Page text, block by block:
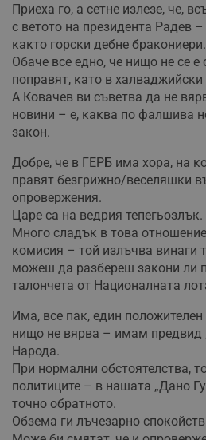
Приеха го, а сетне излезе, че,
с ветото на президента Радев
както горски дебне бракониери.
Обаче все едно, че нищо не се
поправят, като в халваджийски
А Ковачев ви съветва да не
новини – е, каква по фалшива
закон.
Добре, че в ГЕРБ има хора, на
правят безгрижно/веселяшки
опровержения.
Царе са на ведрия тепегьозлък.
Много сладък в това
комисия – той излъчва винаги
можеш да разбереш закони ли
талончета от Националната
Има, все пак, един
нищо не вярва – имам предвид
Народа.
При нормални обстоятелства,
политиците – в нашата „Дано
точно обратното.
Обзема ги лъчезарно